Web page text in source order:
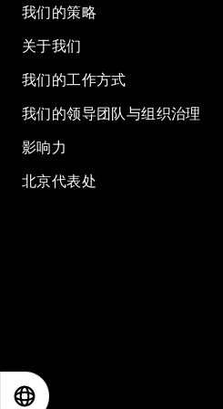
我们的策略
关于我们
我们的工作方式
我们的领导团队与组织治理
影响力
北京代表处